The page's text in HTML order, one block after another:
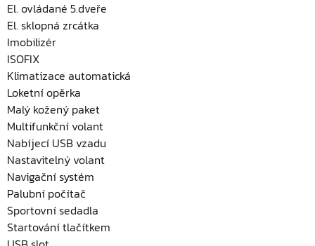
El. ovládané 5.dveře
El. sklopná zrcátka
Imobilizér
ISOFIX
Klimatizace automatická
Loketní opěrka
Malý kožený paket
Multifunkční volant
Nabíjecí USB vzadu
Nastavitelný volant
Navigační systém
Palubní počítač
Sportovní sedadla
Startování tlačítkem